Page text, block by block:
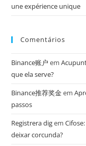
une expérience unique
Comentários
Binance账户 em
que ela serve?
Binance推荐奖金em
passos
Registrera digem
deixar corcunda?